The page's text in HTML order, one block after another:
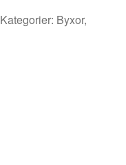
Kategorier: Byxor,